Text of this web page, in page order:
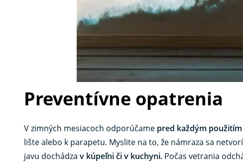
Preventívne opatrenia
V zimných mesiacoch odporúčame pred každým
lište alebo k parapetu. Myslite na to, že námraza sa
javu dochádza v kúpeľni či v kuchyni. Počas vetrania